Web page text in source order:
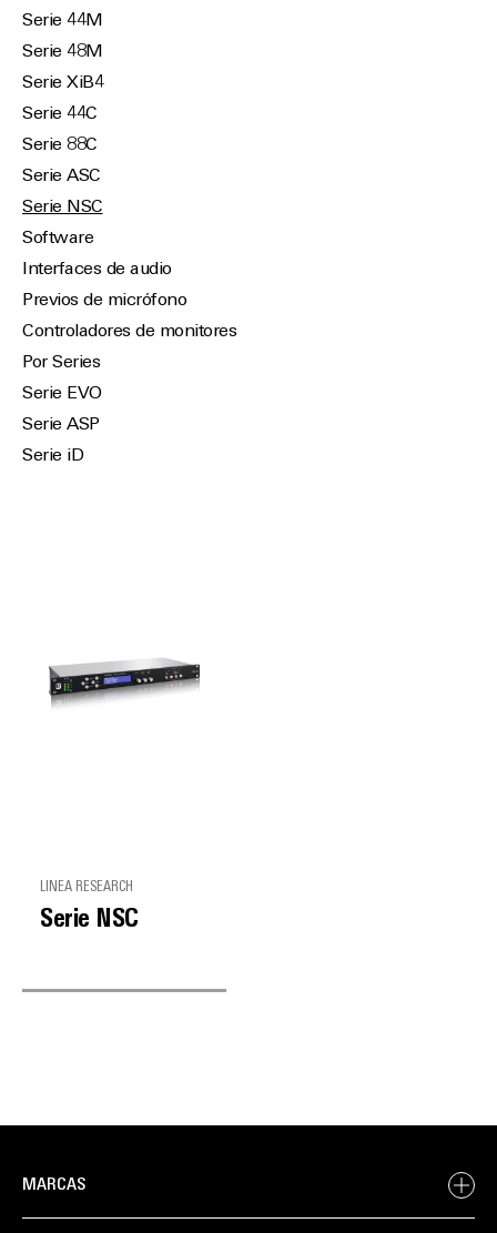
Serie 44M
Serie 48M
Serie XiB4
Serie 44C
Serie 88C
Serie ASC
Serie NSC
Software
Interfaces de audio
Previos de micrófono
Controladores de monitores
Por Series
Serie EVO
Serie ASP
Serie iD
LINEA RESEARCH
Serie NSC
MARCAS